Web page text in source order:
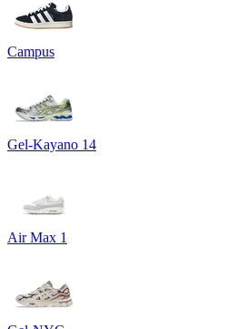
Campus
Gel-Kayano 14
Air Max 1